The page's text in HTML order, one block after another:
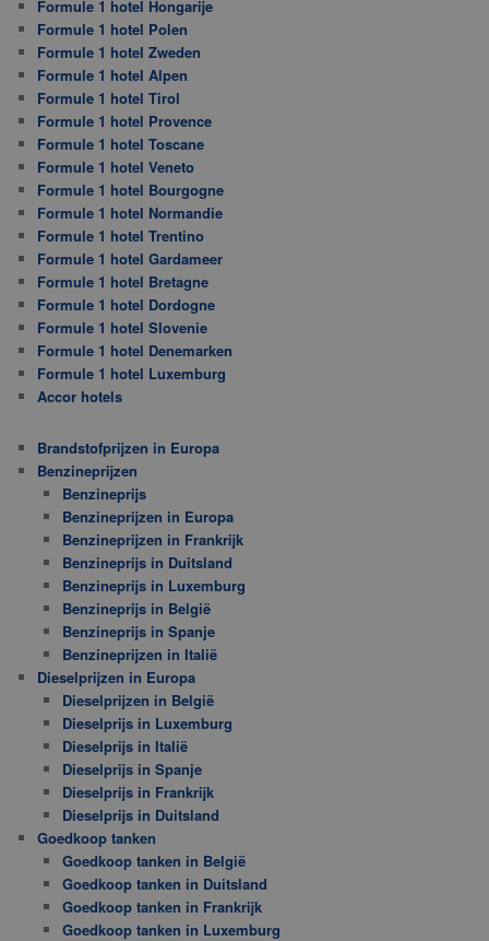
Formule 1 hotel Hongarije
Formule 1 hotel Polen
Formule 1 hotel Zweden
Formule 1 hotel Alpen
Formule 1 hotel Tirol
Formule 1 hotel Provence
Formule 1 hotel Toscane
Formule 1 hotel Veneto
Formule 1 hotel Bourgogne
Formule 1 hotel Normandie
Formule 1 hotel Trentino
Formule 1 hotel Gardameer
Formule 1 hotel Bretagne
Formule 1 hotel Dordogne
Formule 1 hotel Slovenie
Formule 1 hotel Denemarken
Formule 1 hotel Luxemburg
Accor hotels
Brandstofprijzen in Europa
Benzineprijzen
Benzineprijs
Benzineprijzen in Europa
Benzineprijzen in Frankrijk
Benzineprijs in Duitsland
Benzineprijs in Luxemburg
Benzineprijs in België
Benzineprijs in Spanje
Benzineprijzen in Italië
Dieselprijzen in Europa
Dieselprijzen in België
Dieselprijs in Luxemburg
Dieselprijs in Italië
Dieselprijs in Spanje
Dieselprijs in Frankrijk
Dieselprijs in Duitsland
Goedkoop tanken
Goedkoop tanken in België
Goedkoop tanken in Duitsland
Goedkoop tanken in Frankrijk
Goedkoop tanken in Luxemburg